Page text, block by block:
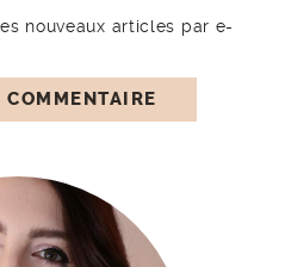
nouveaux articles par e-